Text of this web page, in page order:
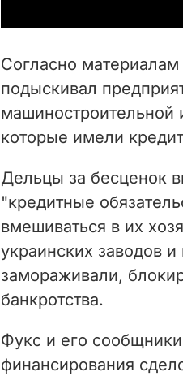
Согласно
подыскивал
машиностроительной
которые имели
Дельцы за бесценок
"кредитные
вмешиваться в их
украинских заводов
замораживали,
банкротства.
Фукс и его
финансирования